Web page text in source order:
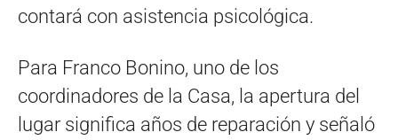
contará con asistencia psicológica.
Para Franco Bonino, uno de los
coordinadores de la Casa, la apertura del
lugar significa años de reparación y señaló